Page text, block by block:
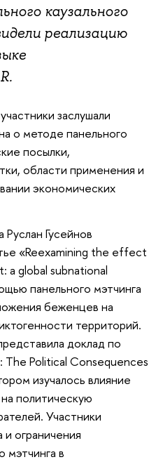
каузального
реализацию
заслушали
о методе панельного
посылки,
области применения и
экономических
Гусейнов
«Reexamining the effect
global subnational
панельного мэтчинга
беженцев на
территорий.
доклад по
The Political Consequences
изучалось влияние
политическую
Участники
ограничения
мэтчинга в